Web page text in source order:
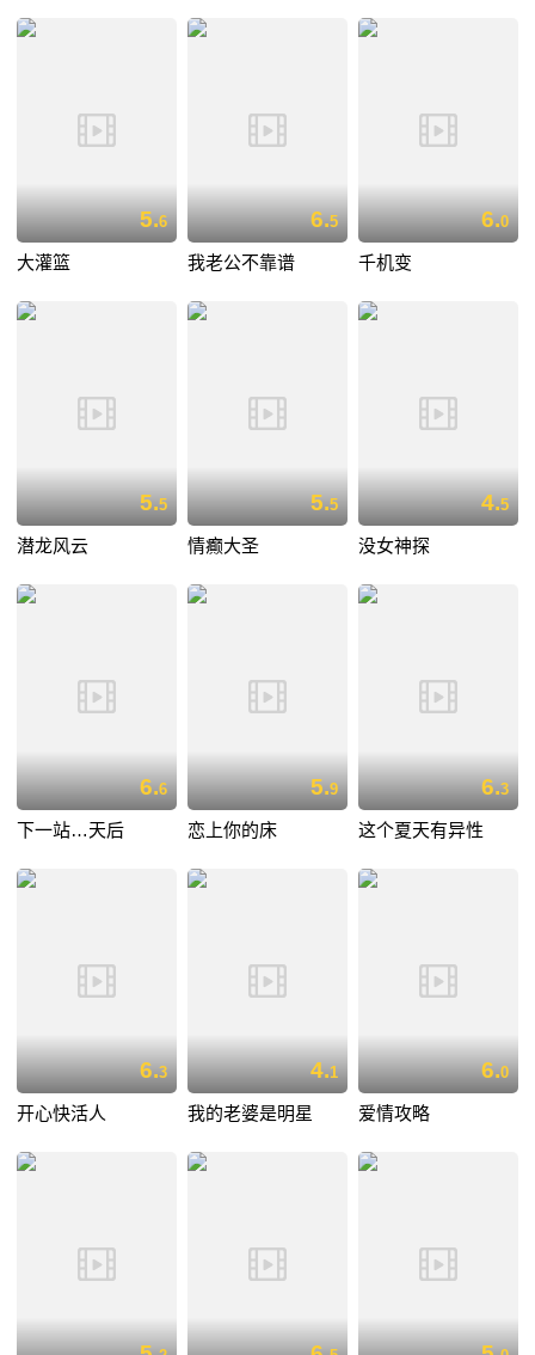
5.6
大灌篮
6.5
我老公不靠谱
6.0
千机变
5.5
潜龙风云
5.5
情癫大圣
4.5
没女神探
6.6
下一站…天后
5.9
恋上你的床
6.3
这个夏天有异性
6.3
开心快活人
4.1
我的老婆是明星
6.0
爱情攻略